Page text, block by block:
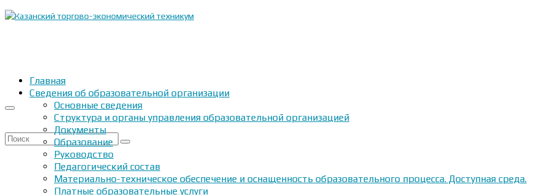
Искать:
Главная
Сведения об образовательной организации
Основные сведения
Структура и органы управления образовательной организацией
Документы
Образование
Руководство
Педагогический состав
Материально-техническое обеспечение и оснащенность образовательного процесса. Доступная среда.
Платные образовательные услуги